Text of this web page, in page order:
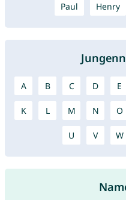
Paul Henry
A B C D E
K L M N O
U V W